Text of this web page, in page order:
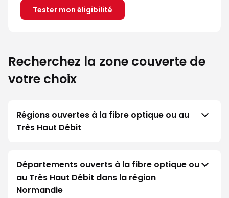
Tester mon éligibilité
Recherchez la zone couverte de
votre choix
Régions ouvertes à la fibre optique ou au
Très Haut Débit
Départements ouverts à la fibre optique ou
au Très Haut Débit dans la région
Normandie